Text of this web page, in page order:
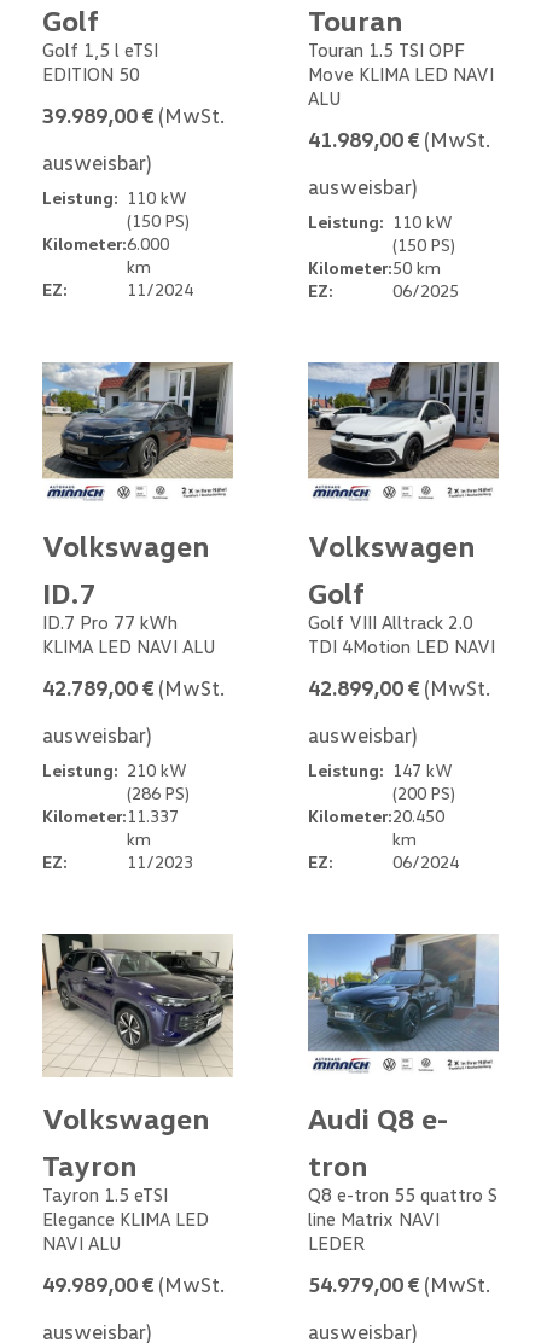
Golf
Golf 1,5 l eTSI
EDITION 50
39.989,00 € (MwSt.
ausweisbar)
Leistung: 110 kW
(150 PS)
Kilometer:6.000
km
EZ:
11/2024
Touran
Touran 1.5 TSI OPF
Move KLIMA LED NAVI
ALU
41.989,00 € (MwSt.
ausweisbar)
Leistung: 110 kW
(150 PS)
Kilometer:50 km
EZ:
06/2025
Volkswagen
ID.7
ID.7 Pro 77 kWh
KLIMA LED NAVI ALU
42.789,00 € (MwSt.
ausweisbar)
Leistung: 210 kW
(286 PS)
Kilometer:11.337
km
EZ:
11/2023
Volkswagen
Golf
Golf VIII Alltrack 2.0
TDI 4Motion LED NAVI
42.899,00 € (MwSt.
ausweisbar)
Leistung: 147 kW
(200 PS)
Kilometer:20.450
km
EZ:
06/2024
Volkswagen
Tayron
Tayron 1.5 eTSI
Elegance KLIMA LED
NAVI ALU
49.989,00 € (MwSt.
ausweisbar)
Audi Q8 e-
tron
Q8 e-tron 55 quattro S
line Matrix NAVI
LEDER
54.979,00 € (MwSt.
ausweisbar)